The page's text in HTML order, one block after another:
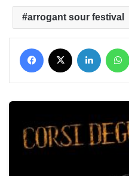
arrogant sour festival
Facebook LinkedIn